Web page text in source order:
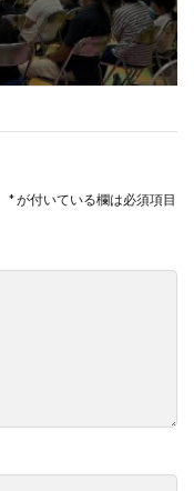
*が付いている欄は必須項目